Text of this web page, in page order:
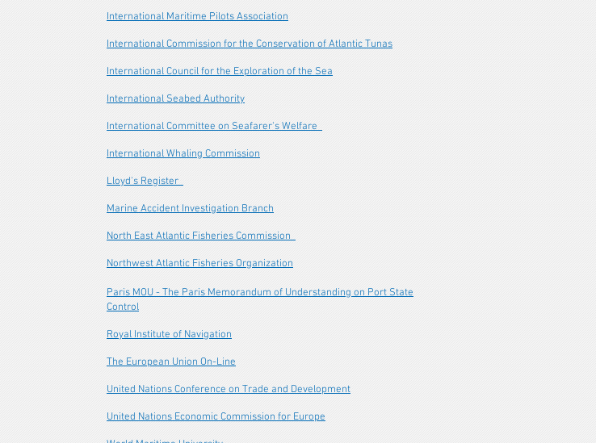
International Maritime Pilots Association
International Commission for the Conservation of Atlantic Tunas
International Council for the Exploration of the Sea
International Seabed Authority
International Committee on Seafarer's Welfare
International Whaling Commission
Lloyd's Register
Marine Accident Investigation Branch
North East Atlantic Fisheries Commission
Northwest Atlantic Fisheries Organization
Paris MOU - The Paris Memorandum of Understanding on Port State
Control
Royal Institute of Navigation
The European Union On-Line
United Nations Conference on Trade and Development
United Nations Economic Commission for Europe